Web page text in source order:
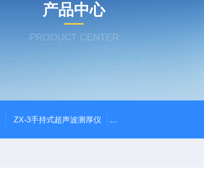
产品中心
PRODUCT CENTER
ZX-3手持式超声波测厚仪 HX-20TLS智能恒温混匀仪